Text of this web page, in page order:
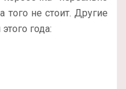
того не стоит. Другие
года: